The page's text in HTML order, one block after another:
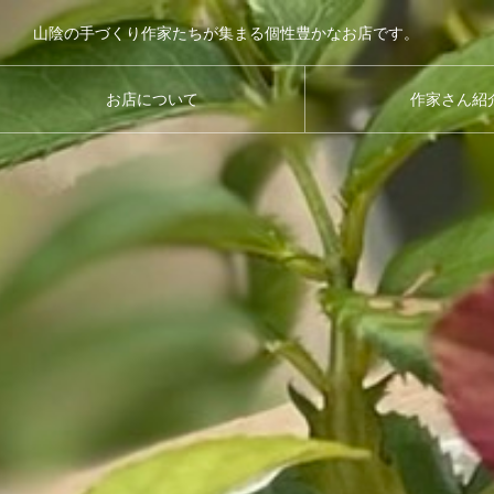
お店について 作家さん紹
山陰の手づくり作家たちが集まる個性豊かなお店です。